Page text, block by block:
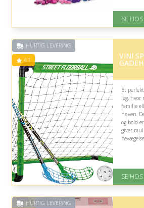
SE
HURTIG LEVERING
4.1 VINI
Et
leg, hvor
familie
haven.
og bold
giver
God
SE
HURTIG LEVERING